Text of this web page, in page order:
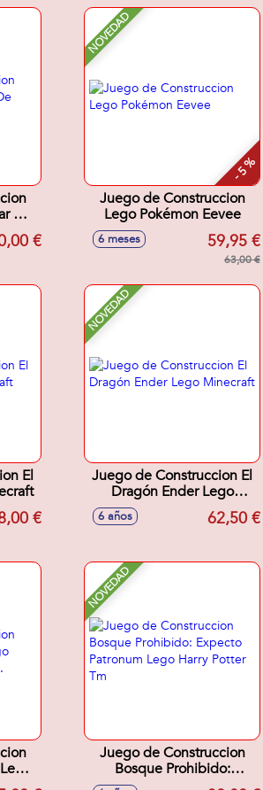
De
€
NOVEDAD
- 5 %
Juego de Construccion
Lego Pokémon Eevee
6 meses 59,95 €
63,00 €
El
€
NOVEDAD
Juego de Construccion El
Dragón Ender Lego
6 años 62,50 €
NOVEDAD
Juego de Construccion
Bosque Prohibido:
Expecto Patronum Lego